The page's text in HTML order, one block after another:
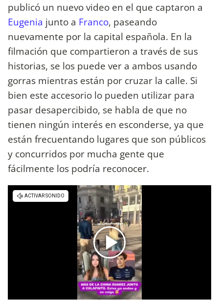
publicó un nuevo video en el que captaron a
Eugenia junto a Franco, paseando
nuevamente por la capital española. En la
filmación que compartieron a través de sus
historias, se los puede ver a ambos usando
gorras mientras están por cruzar la calle. Si
bien este accesorio lo pueden utilizar para
pasar desapercibido, se habla de que no
tienen ningún interés en esconderse, ya que
están frecuentando lugares que son públicos
y concurridos por mucha gente que
fácilmente los podría reconocer.